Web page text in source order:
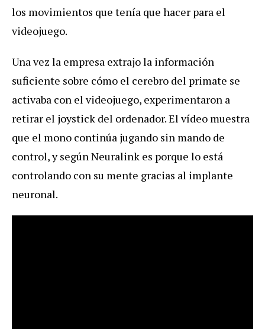
los movimientos que tenía que hacer para el
videojuego.
Una vez la empresa extrajo la información
suficiente sobre cómo el cerebro del primate se
activaba con el videojuego, experimentaron a
retirar el joystick del ordenador. El vídeo muestra
que el mono continúa jugando sin mando de
control, y según Neuralink es porque lo está
controlando con su mente gracias al implante
neuronal.